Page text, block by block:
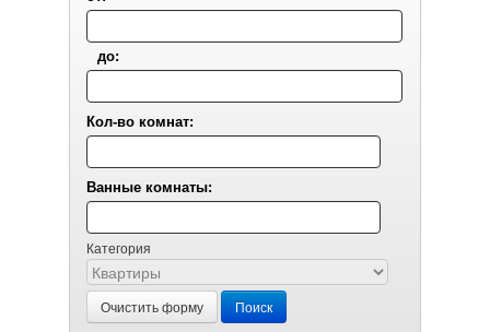
до:
Кол-во комнат:
Ванные комнаты:
Категория
Очистить форму Поиск